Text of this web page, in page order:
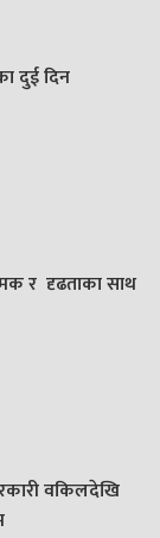
दुई दिन
र दृढताका साथ
वकिलदेखि